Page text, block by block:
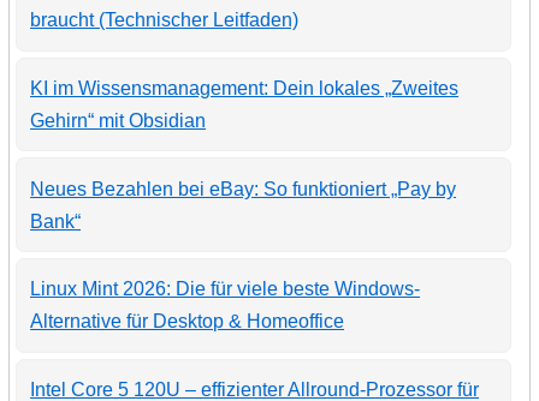
braucht (Technischer Leitfaden)
KI im Wissensmanagement: Dein lokales „Zweites
Gehirn“ mit Obsidian
Neues Bezahlen bei eBay: So funktioniert „Pay by
Bank“
Linux Mint 2026: Die für viele beste Windows-
Alternative für Desktop & Homeoffice
Intel Core 5 120U – effizienter Allround-Prozessor für